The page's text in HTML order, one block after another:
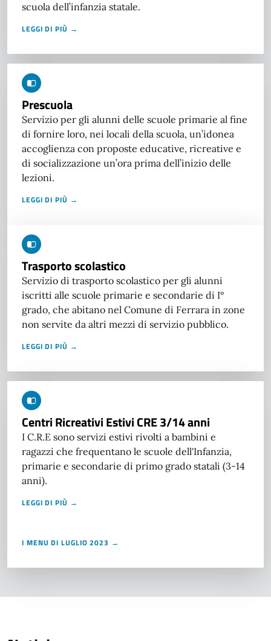
scuola dell’infanzia statale.
LEGGI DI PIÙ →
Prescuola
Servizio per gli alunni delle scuole primarie al fine
di fornire loro, nei locali della scuola, un’idonea
accoglienza con proposte educative, ricreative e
di socializzazione un’ora prima dell’inizio delle
lezioni.
LEGGI DI PIÙ →
Trasporto scolastico
Servizio di trasporto scolastico per gli alunni
iscritti alle scuole primarie e secondarie di I°
grado, che abitano nel Comune di Ferrara in zone
non servite da altri mezzi di servizio pubblico.
LEGGI DI PIÙ →
Centri Ricreativi Estivi CRE 3/14 anni
I C.R.E sono servizi estivi rivolti a bambini e
ragazzi che frequentano le scuole dell'Infanzia,
primarie e secondarie di primo grado statali (3-14
anni).
LEGGI DI PIÙ →
I MENU DI LUGLIO 2023 →